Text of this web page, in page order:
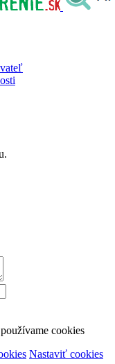
cookies
Nastaviť cookies